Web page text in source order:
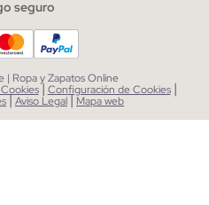
seguro
| Ropa y Zapatos Online
| Configuración de Cookies |
|Aviso Legal| Mapa web